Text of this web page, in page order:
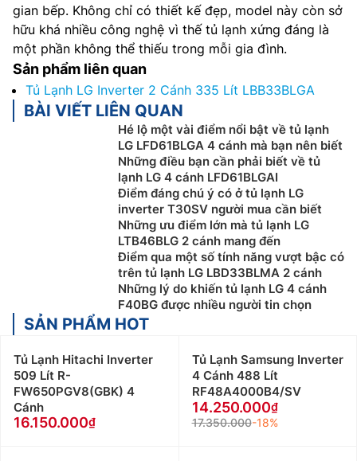
gian bếp. Không chỉ có thiết kế đẹp, model này còn sở
hữu khá nhiều công nghệ vì thế tủ lạnh xứng đáng là
một phần không thể thiếu trong mỗi gia đình.
Sản phẩm liên quan
Tủ Lạnh LG Inverter 2 Cánh 335 Lít LBB33BLGA
BÀI VIẾT LIÊN QUAN
Hé lộ một vài điểm nổi bật về tủ lạnh
LG LFD61BLGA 4 cánh mà bạn nên biết
Những điều bạn cần phải biết về tủ
lạnh LG 4 cánh LFD61BLGAI
Điểm đáng chú ý có ở tủ lạnh LG
inverter T30SV người mua cần biết
Những ưu điểm lớn mà tủ lạnh LG
LTB46BLG 2 cánh mang đến
Điểm qua một số tính năng vượt bậc có
trên tủ lạnh LG LBD33BLMA 2 cánh
Những lý do khiến tủ lạnh LG 4 cánh
F40BG được nhiều người tin chọn
SẢN PHẨM HOT
Tủ Lạnh Hitachi Inverter
509 Lít R-
FW650PGV8(GBK) 4
Cánh
16.150.000
Tủ Lạnh Samsung Inverter
4 Cánh 488 Lít
RF48A4000B4/SV
14.250.000
17.350.000-18%